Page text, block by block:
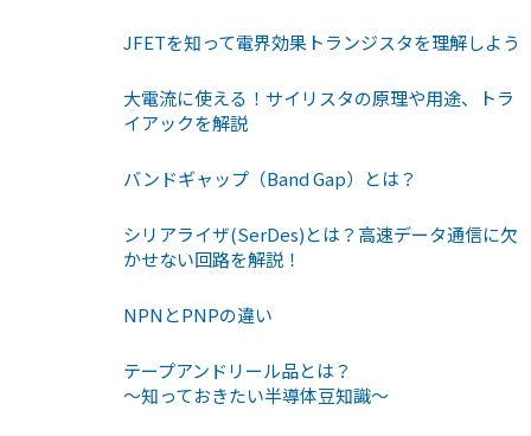
JFETを知って電界効果トランジスタを理解しよう
大電流に使える！サイリスタの原理や用途、トラ
イアックを解説
バンドギャップ（Band Gap）とは？
シリアライザ(SerDes)とは？高速データ通信に欠
かせない回路を解説！
NPNとPNPの違い
テープアンドリール品とは？
〜知っておきたい半導体豆知識〜